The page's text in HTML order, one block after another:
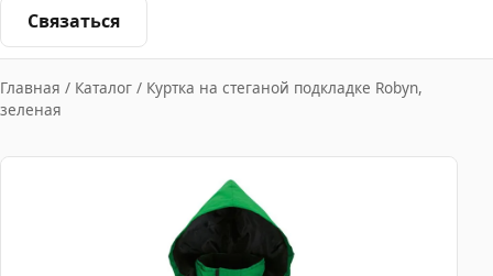
Связаться
Главная / Каталог / Куртка на стеганой подкладке Robyn,
зеленая